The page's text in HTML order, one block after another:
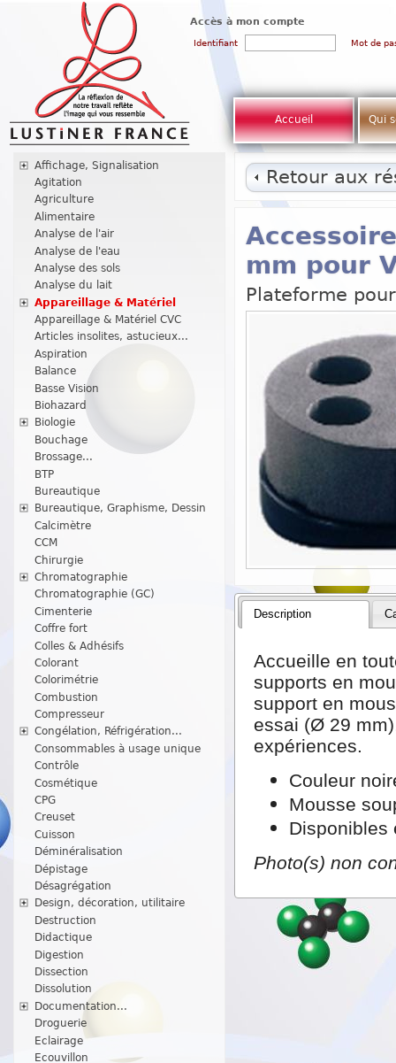
Accès à mon compte
Identifiant Mot de
Accueil Qui
Affichage, Signalisation
Agitation
Agriculture
Alimentaire
Analyse de l'air
Analyse de l'eau
Analyse des sols
Analyse du lait
Appareillage & Matériel
Appareillage & Matériel CVC
Articles insolites, astucieux...
Aspiration
Balance
Basse Vision
Biohazard
Biologie
Bouchage
Brossage...
BTP
Bureautique
Bureautique, Graphisme, Dessin
Calcimètre
CCM
Chirurgie
Chromatographie
Chromatographie (GC)
Cimenterie
Coffre fort
Colles & Adhésifs
Colorant
Colorimétrie
Combustion
Compresseur
Congélation, Réfrigération...
Consommables à usage unique
Contrôle
Cosmétique
CPG
Creuset
Cuisson
Déminéralisation
Dépistage
Désagrégation
Design, décoration, utilitaire
Destruction
Didactique
Digestion
Dissection
Dissolution
Documentation...
Droguerie
Eclairage
Ecouvillon
Retour aux
mm pour
Plateforme
Description
Accueille en
supports en
support en
essai (Ø 29
expériences.
Couleur
Mousse
Disponibles
Photo(s) non